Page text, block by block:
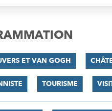
ET VAN GOGH
TOURISME